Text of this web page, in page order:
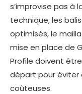
s’improvise pas à
technique, les
optimisés, le
mise en place de
Profile doivent
départ pour éviter
coûteuses.